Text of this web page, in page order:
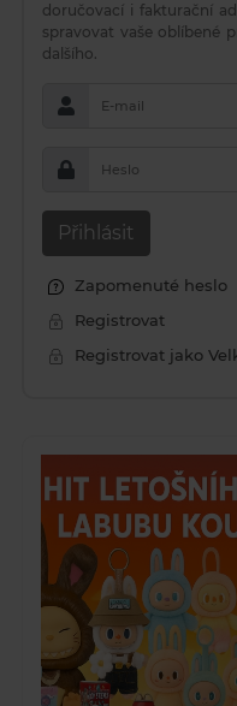
doručovací i fakturační
spravovat vaše oblíbené
dalšího.
E-mail
Heslo
Přihlásit
Zapomenuté heslo
Registrovat
Registrovat jako